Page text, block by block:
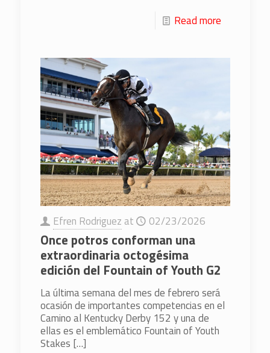
Read more
Efren Rodriguez at 02/23/2026
Once potros conforman una
extraordinaria octogésima
edición del Fountain of Youth G2
La última semana del mes de febrero será
ocasión de importantes competencias en el
Camino al Kentucky Derby 152 y una de
ellas es el emblemático Fountain of Youth
Stakes […]